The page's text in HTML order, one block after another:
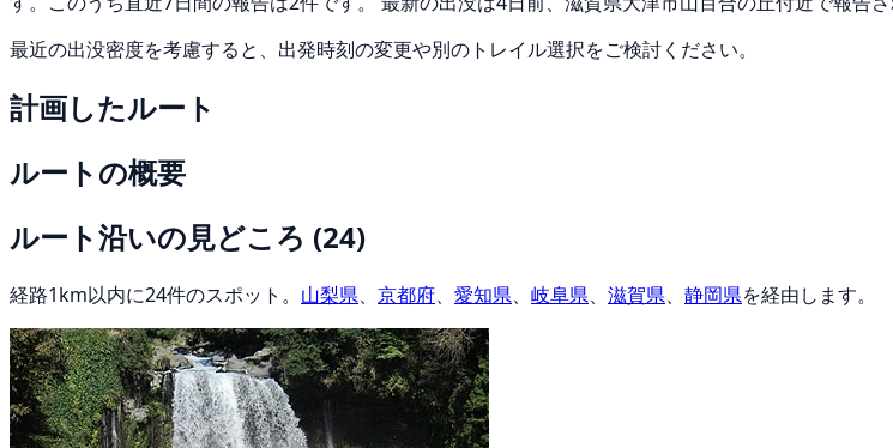
最近の出没密度を考慮すると、出発時刻の変更や別のトレイル選択をご検討ください。
計画したルート
ルートの概要
ルート沿いの見どころ (24)
経路1km以内に24件のスポット。 山梨県、 京都府、 愛知県、 岐阜県、 滋賀県、 静岡県を経由します。